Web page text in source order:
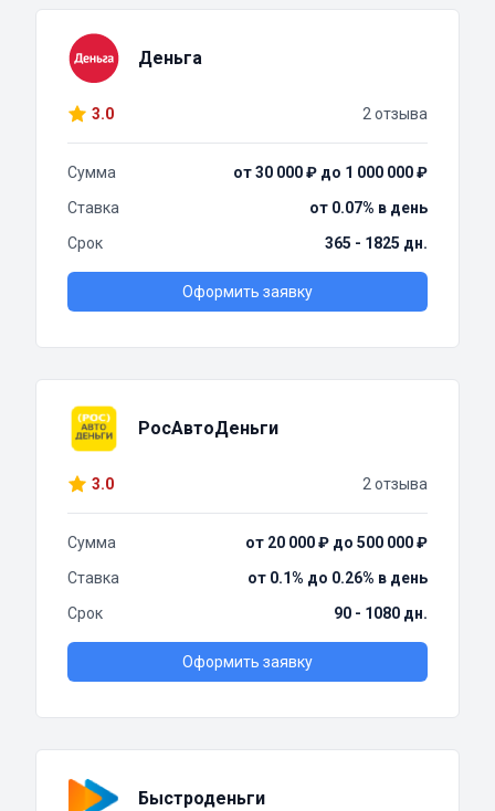
Деньга
3.0 2 отзыва
Сумма
от 30 000 ₽ до 1 000 000 ₽
Ставка
от 0.07% в день
Срок
365 - 1825 дн.
Оформить заявку
РосАвтоДеньги
3.0 2 отзыва
Сумма
от 20 000 ₽ до 500 000 ₽
Ставка
от 0.1% до 0.26% в день
Срок
90 - 1080 дн.
Оформить заявку
Быстроденьги